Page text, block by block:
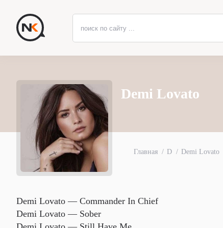
Demi Lovato
Главная D Demi Lovato
Demi Lovato — Commander In Chief
Demi Lovato — Sober